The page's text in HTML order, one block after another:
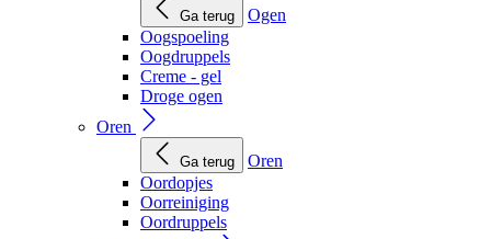
Ga terug
Ogen
Oogspoeling
Oogdruppels
Creme - gel
Droge ogen
Oren
Ga terug
Oren
Oordopjes
Oorreiniging
Oordruppels